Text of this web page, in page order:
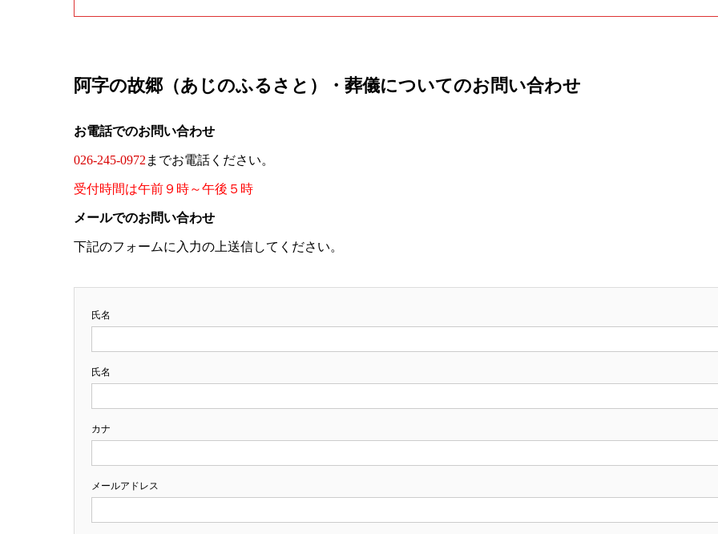
阿字の故郷（あじのふるさと）・葬儀についてのお問い合わせ
お電話でのお問い合わせ
026-245-0972 までお電話ください。
受付時間は午前９時～午後５時
メールでのお問い合わせ
下記のフォームに入力の上送信してください。
氏名
氏名
カナ
メールアドレス